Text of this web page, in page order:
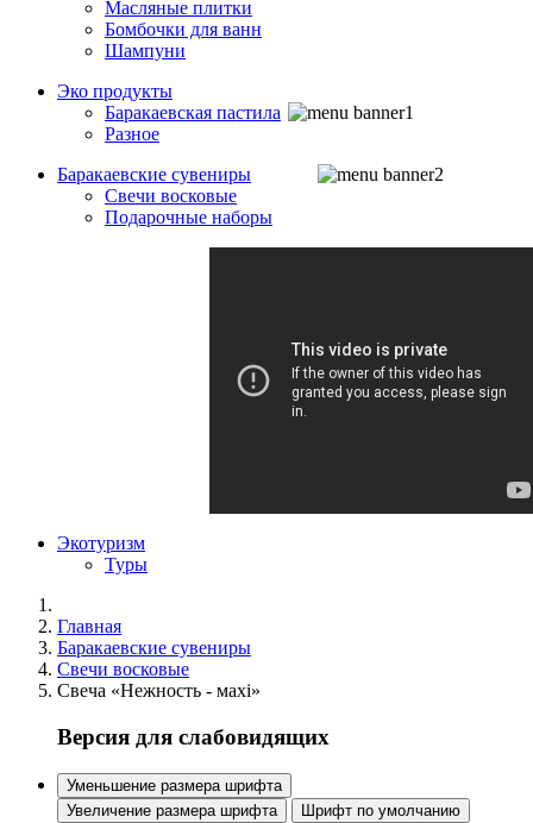
Масляные плитки
Бомбочки для ванн
Шампуни
Эко продукты
Баракаевская пастила
Разное
Баракаевские сувениры
Свечи восковые
Подарочные наборы
Экотуризм
Туры
Главная
Баракаевские сувениры
Свечи восковые
Свеча «Нежность - махi»
Версия для слабовидящих
Уменьшение размера шрифта
Увеличение размера шрифта
Шрифт по умолчанию